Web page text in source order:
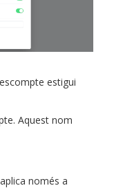
estigui
Aquest nom
només a